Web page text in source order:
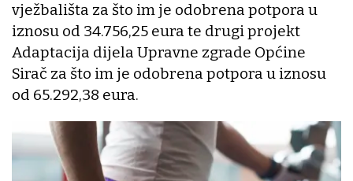
vježbališta za što im je odobrena potpora u
iznosu od 34.756,25 eura te drugi projekt
Adaptacija dijela Upravne zgrade Općine
Sirač za što im je odobrena potpora u iznosu
od 65.292,38 eura.